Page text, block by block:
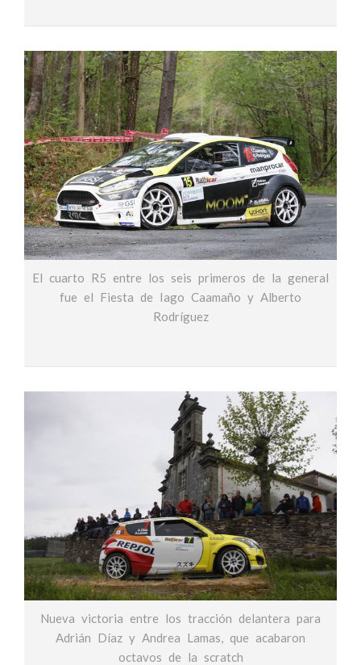
El cuarto R5 entre los seis primeros de la general
fue el Fiesta de Iago Caamaño y Alberto
Rodríguez
Nueva victoria entre los tracción delantera para
Adrián Díaz y Andrea Lamas, que acabaron
octavos de la scratch